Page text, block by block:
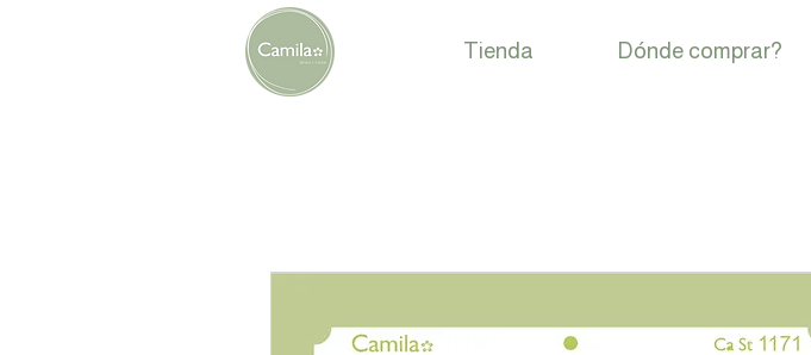
Tienda Dónde comprar?